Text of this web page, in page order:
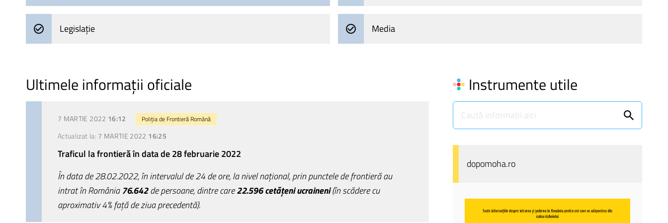
Legislație Media
Ultimele informații oficiale
7 MARTIE 2022 16:12 Poliția de Frontieră Română
Actualizat la: 7 MARTIE 2022 16:25
Traficul la frontieră în data de 28 februarie 2022
În data de 28.02.2022, în intervalul de 24 de ore, la nivel naţional, prin punctele de frontieră au
intrat în România76.642de persoane, dintre care22.596 cetăţeni ucraineni(în scădere cu
aproximativ 4% faţă de ziua precedentă).
Instrumente utile
dopomoha.ro